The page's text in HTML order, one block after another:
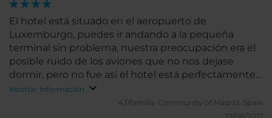
El hotel está situado en el aeropuerto de
Luxemburgo, puedes ir andando a la pequeña
terminal sin problema, nuestra preocupación era el
posible ruido de los aviones que no nos dejase
dormir, pero no fue así el hotel está perfectamente
aislado acústicamente, el desayuno es bueno a la
altura de un cuatro estrellas, el inconveniente es
que no está en la propia ciudad de Luxemburgo,
Mostrar información
431familia. Community of Madrid, Spain
29/08/2017